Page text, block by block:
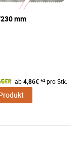
mm
ab4,86€*² pro Stk.